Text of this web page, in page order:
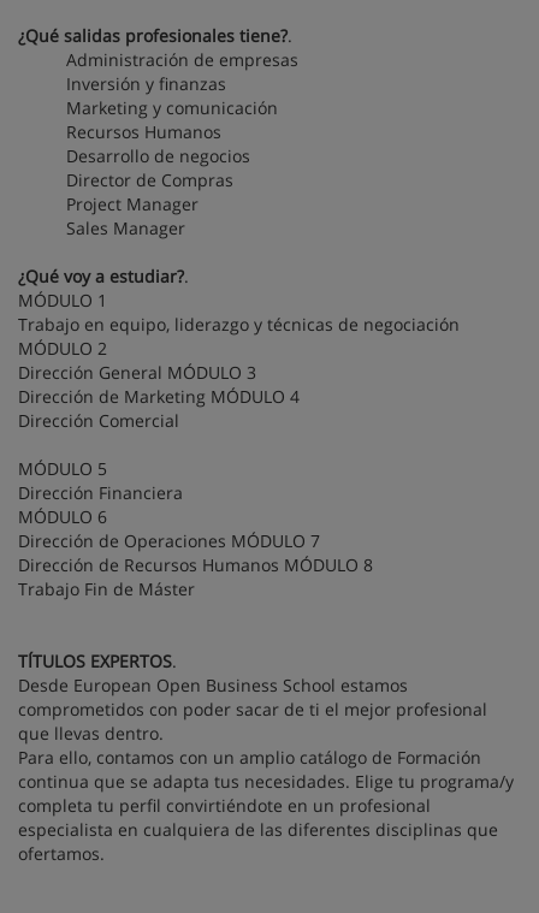
¿Qué salidas profesionales tiene?.
Administración de empresas
Inversión y finanzas
Marketing y comunicación
Recursos Humanos
Desarrollo de negocios
Director de Compras
Project Manager
Sales Manager
¿Qué voy a estudiar?.
MÓDULO 1
Trabajo en equipo, liderazgo y técnicas de negociación
MÓDULO 2
Dirección General MÓDULO 3
Dirección de Marketing MÓDULO 4
Dirección Comercial
MÓDULO 5
Dirección Financiera
MÓDULO 6
Dirección de Operaciones MÓDULO 7
Dirección de Recursos Humanos MÓDULO 8
Trabajo Fin de Máster
TÍTULOS EXPERTOS.
Desde European Open Business School estamos
comprometidos con poder sacar de ti el mejor profesional
que llevas dentro.
Para ello, contamos con un amplio catálogo de Formación
continua que se adapta tus necesidades. Elige tu programa/y
completa tu perfil convirtiéndote en un profesional
especialista en cualquiera de las diferentes disciplinas que
ofertamos.